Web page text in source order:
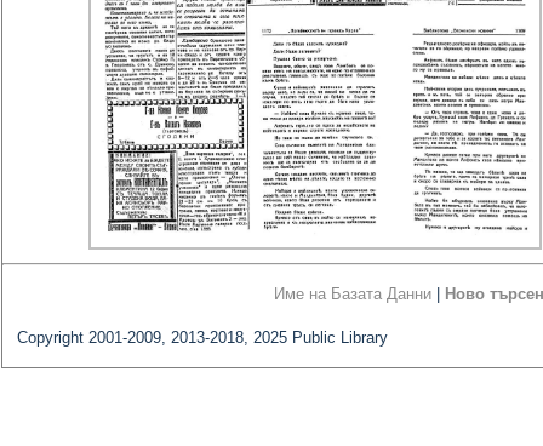
Име на Базата Данни Ново
Copyright 2001-2009, 2013-2018, 2025 Public Library